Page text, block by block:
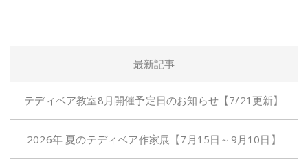
最新記事
テディベア教室8月開催予定日のお知らせ【7/21更新】
2026年 夏のテディベア作家展【7月15日～9月10日】